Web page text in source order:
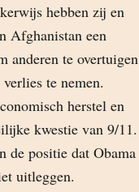
hebben zij en
Afghanistan een
anderen te overtuigen
te nemen.
herstel en
kwestie van 9/11.
positie dat Obama
uitleggen.